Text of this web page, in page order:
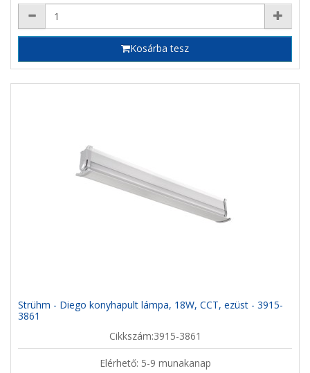
Kosárba tesz
Strühm - Diego konyhapult lámpa, 18W, CCT, ezüst - 3915-
3861
Cikkszám:3915-3861
Elérhető: 5-9 munakanap